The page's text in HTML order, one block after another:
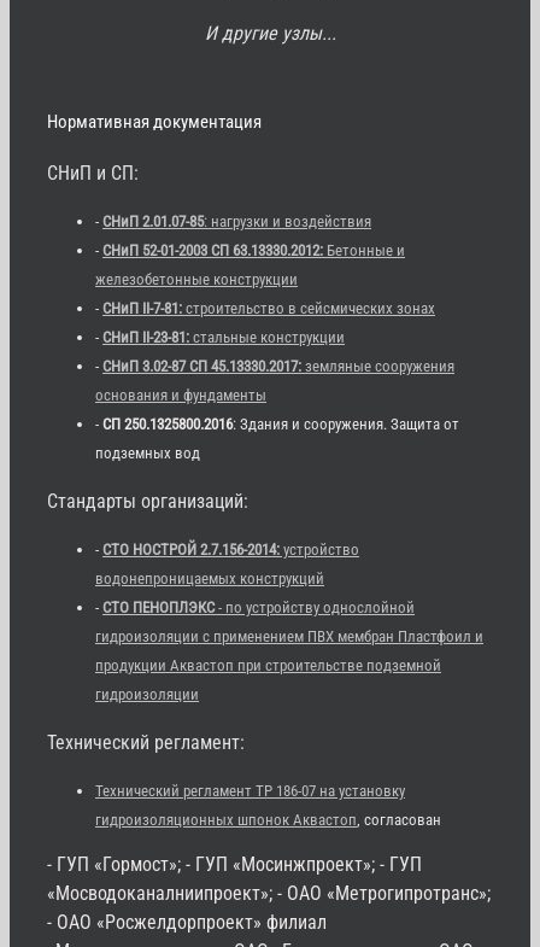
И другие узлы...
Нормативная документация
СНиП и СП:
- СНиП 2.01.07-85: нагрузки и воздействия
- СНиП 52-01-2003 СП 63.13330.2012: Бетонные и
железобетонные конструкции
- СНиП II-7-81: строительство в сейсмических зонах
- СНиП II-23-81: стальные конструкции
- СНиП 3.02-87 СП 45.13330.2017: земляные сооружения
основания и фундаменты
- СП 250.1325800.2016: Здания и сооружения. Защита от
подземных вод
Стандарты организаций:
- СТО НОСТРОЙ 2.7.156-2014: устройство
водонепроницаемых конструкций
- СТО ПЕНОПЛЭКС- по устройству однослойной
гидроизоляции с применением ПВХ мембран Пластфоил и
продукции Аквастоп при строительстве подземной
гидроизоляции
Технический регламент:
Технический регламент ТР 186-07 на установку
гидроизоляционных шпонок Аквастоп, согласован
- ГУП «Гормост»; - ГУП «Мосинжпроект»; - ГУП
«Мосводоканалниипроект»; - ОАО «Метрогипротранс»;
- ОАО «Росжелдорпроект» филиал